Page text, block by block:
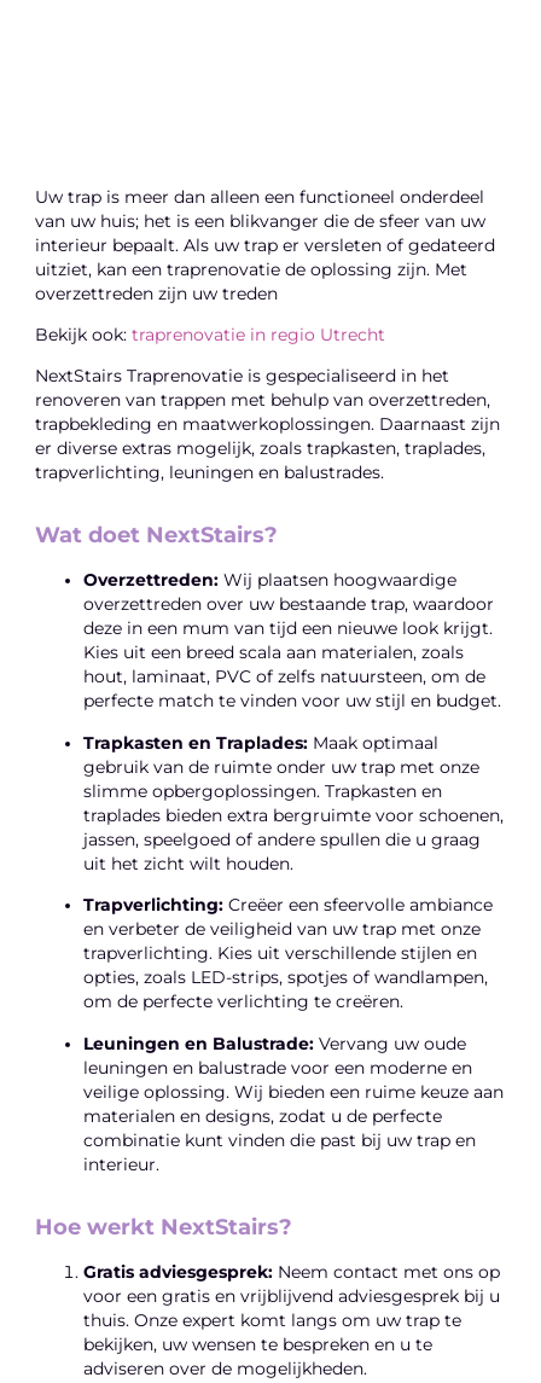
Uw trap is meer dan alleen een functioneel onderdeel
van uw huis; het is een blikvanger die de sfeer van uw
interieur bepaalt. Als uw trap er versleten of gedateerd
uitziet, kan een traprenovatie de oplossing zijn. Met
overzettreden zijn uw treden
Bekijk ook:traprenovatie in regio Utrecht
NextStairs Traprenovatie is gespecialiseerd in het
renoveren van trappen met behulp van overzettreden,
trapbekleding en maatwerkoplossingen. Daarnaast zijn
er diverse extras mogelijk, zoals trapkasten, traplades,
trapverlichting, leuningen en balustrades.
Wat doet NextStairs?
Overzettreden: Wij plaatsen hoogwaardige
overzettreden over uw bestaande trap, waardoor
deze in een mum van tijd een nieuwe look krijgt.
Kies uit een breed scala aan materialen, zoals
hout, laminaat, PVC of zelfs natuursteen, om de
perfecte match te vinden voor uw stijl en budget.
Trapkasten en Traplades: Maak optimaal
gebruik van de ruimte onder uw trap met onze
slimme opbergoplossingen. Trapkasten en
traplades bieden extra bergruimte voor schoenen,
jassen, speelgoed of andere spullen die u graag
uit het zicht wilt houden.
Trapverlichting: Creëer een sfeervolle ambiance
en verbeter de veiligheid van uw trap met onze
trapverlichting. Kies uit verschillende stijlen en
opties, zoals LED-strips, spotjes of wandlampen,
om de perfecte verlichting te creëren.
Leuningen en Balustrade: Vervang uw oude
leuningen en balustrade voor een moderne en
veilige oplossing. Wij bieden een ruime keuze aan
materialen en designs, zodat u de perfecte
combinatie kunt vinden die past bij uw trap en
interieur.
Hoe werkt NextStairs?
Gratis adviesgesprek: Neem contact met ons op
voor een gratis en vrijblijvend adviesgesprek bij u
thuis. Onze expert komt langs om uw trap te
bekijken, uw wensen te bespreken en u te
adviseren over de mogelijkheden.